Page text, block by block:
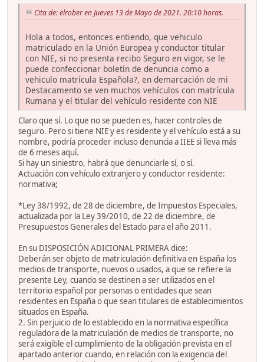
Cita de: elrober en Jueves 13 de Mayo de 2021. 20:10 horas.
Hola a todos, entonces entiendo, que vehiculo
matriculado en la Unión Europea y conductor titular
con NIE, si no presenta recibo Seguro en vigor, se le
puede confeccionar boletín de denuncia como a
vehiculo matrícula Española?, en demarcación de mi
Destacamento se ven muchos vehículos con matrícula
Rumana y el titular del vehículo residente con NIE
Claro que sí. Lo que no se pueden es, hacer controles de
seguro. Pero si tiene NIE y es residente y el vehículo está a su
nombre, podría proceder incluso denuncia a IIEE si lleva más
de 6 meses aquí.
Si hay un siniestro, habrá que denunciarle sí, o sí.
Actuación con vehículo extranjero y conductor residente:
normativa;
*Ley 38/1992, de 28 de diciembre, de Impuestos Especiales,
actualizada por la Ley 39/2010, de 22 de diciembre, de
Presupuestos Generales del Estado para el año 2011.
En su DISPOSICIÓN ADICIONAL PRIMERA dice:
Deberán ser objeto de matriculación definitiva en España los
medios de transporte, nuevos o usados, a que se refiere la
presente Ley, cuando se destinen a ser utilizados en el
territorio español por personas o entidades que sean
residentes en España o que sean titulares de establecimientos
situados en España.
2. Sin perjuicio de lo establecido en la normativa específica
reguladora de la matriculación de medios de transporte, no
será exigible el cumplimiento de la obligación prevista en el
apartado anterior cuando, en relación con la exigencia del